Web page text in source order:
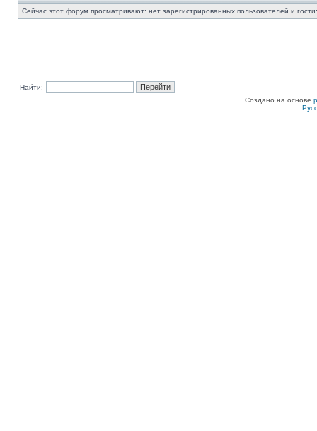
Сейчас этот форум просматривают: нет зарегистрированных пользователей и
Найти:
Создано на основе